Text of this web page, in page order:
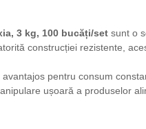
3 kg, 100 bucăți/set sunt o
construcției rezistente,
avantajos pentru consum
ușoară a produselor